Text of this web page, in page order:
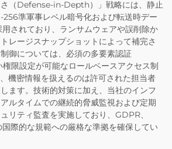
さ（Defense-in-Depth）」戦略には、静止
準軍事レベル暗号化および転送時デー
用されており、ランサムウェアや誤削除か
レージスナップショットによって補完さ
御については、必須の多要素認証
権限設定が可能なロールベースアクセス制
機密情報を扱えるのは許可された担当者
ます。技術的対策に加え、当社のインフ
ルタイムでの継続的脅威監視および定期
リティ監査を実施しており、GDPR、
際的な規範への厳格な準拠を確保してい